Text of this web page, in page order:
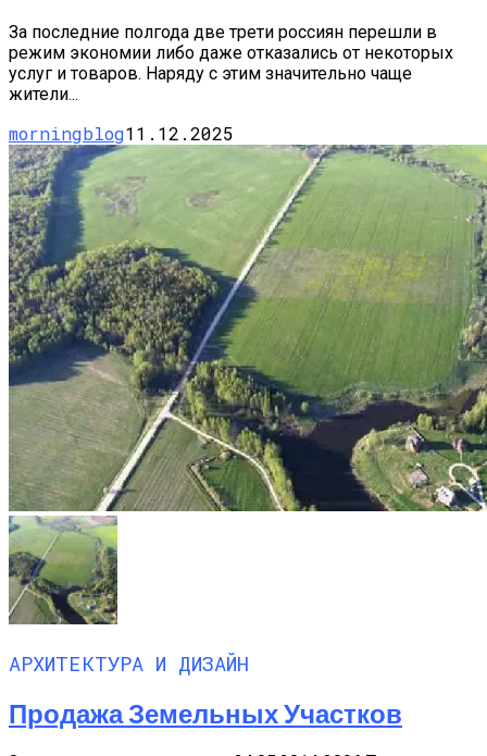
За последние полгода две трети россиян перешли в
режим экономии либо даже отказались от некоторых
услуг и товаров. Наряду с этим значительно чаще
жители...
morningblog11.12.2025
АРХИТЕКТУРА И ДИЗАЙН
Продажа Земельных Участков